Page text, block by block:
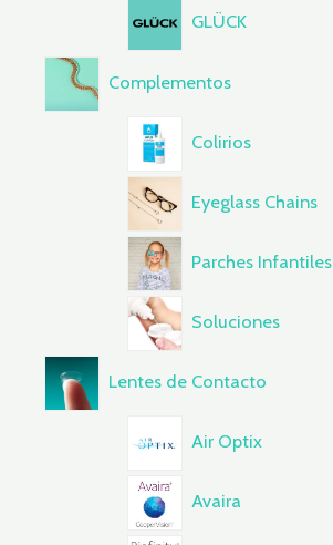
GLÜCK
Complementos
Colirios
Eyeglass Chains
Parches Infantiles
Soluciones
Lentes de Contacto
Air Optix
Avaira